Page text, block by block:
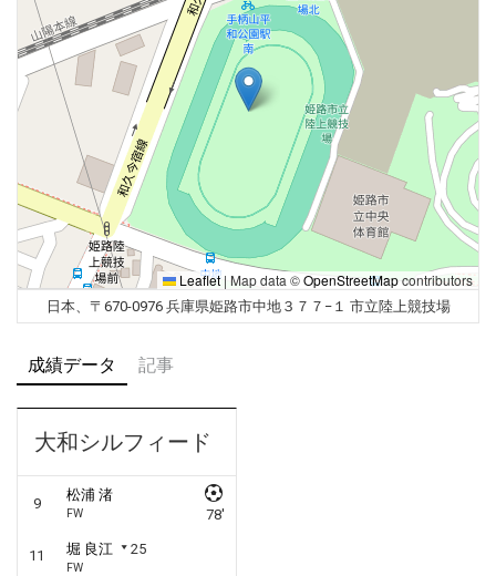
Leaflet | Map data ©OpenStreetMapcontributors
日本、〒670-0976 兵庫県姫路市中地３７７−１ 市立陸上競技場
成績データ 記事
大和シルフィード
9
松浦 渚
FW 78'
11 堀 良江 25
FW